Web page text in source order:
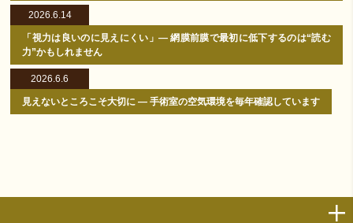
2026.6.14
「視力は良いのに見えにくい」― 網膜前膜で最初に低下するのは“読む
力”かもしれません
2026.6.6
見えないところこそ大切に ― 手術室の空気環境を毎年確認しています